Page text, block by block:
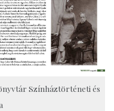
Színháztörténeti és